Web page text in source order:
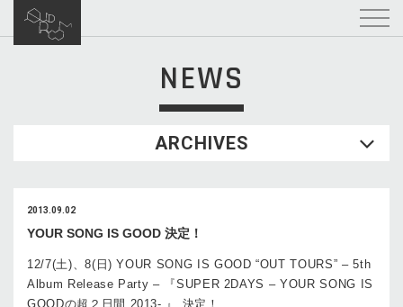
NEWS
ARCHIVES
2013.09.02
YOUR SONG IS GOOD 決定！
12/7(土)、8(日) YOUR SONG IS GOOD “OUT TOURS” – 5th
Album Release Party – 『SUPER 2DAYS – YOUR SONG IS
GOODの超２日間 2013- 』 決定！